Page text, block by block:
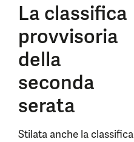
La classifica
provvisoria
della
seconda
serata
Stilata anche la classifica